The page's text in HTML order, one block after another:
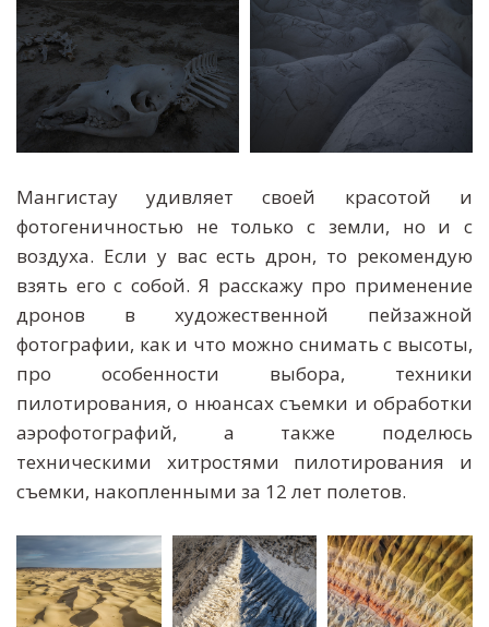
Мангистау удивляет своей красотой и
фотогеничностью не только с земли, но и с
воздуха. Если у вас есть дрон, то рекомендую
взять его с собой. Я расскажу про применение
дронов в художественной пейзажной
фотографии, как и что можно снимать с высоты,
про особенности выбора, техники
пилотирования, о нюансах съемки и обработки
аэрофотографий, а также поделюсь
техническими хитростями пилотирования и
съемки, накопленными за 12 лет полетов.